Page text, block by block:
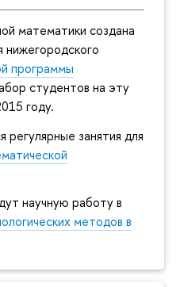
математики создана
нижегородского
программы
студентов на эту
году.
занятия для
научную работу в
методов в